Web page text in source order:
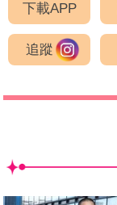
下載APP
追蹤